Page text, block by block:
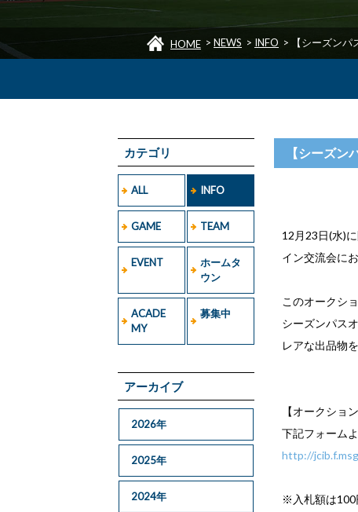
HOME > NEWS > INFO > 【シーズン
カテゴリ
ALL INFO
GAME TEAM
EVENT
ホームタ
ウン
ACADE
MY
募集中
アーカイブ
2026年
2025年
2024年
【シーズ
12月23日(水)
イン交流会に
このオークシ
シーズンパス
レアな出品物
【オークショ
下記フォーム
http://
※入札額は100